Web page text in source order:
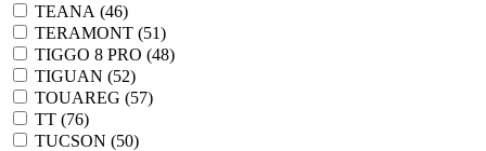
TEANA (46)
TERAMONT (51)
TIGGO 8 PRO (48)
TIGUAN (52)
TOUAREG (57)
TT (76)
TUCSON (50)